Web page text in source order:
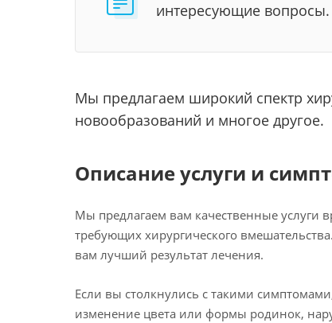
интересующие вопросы.
Мы предлагаем широкий спектр
новообразований и многое другое.
Описание услуги и
Мы предлагаем вам качественные услуги
требующих хирургического
вам лучший результат лечения.
Если вы столкнулись с такими
изменение цвета или формы родинок,